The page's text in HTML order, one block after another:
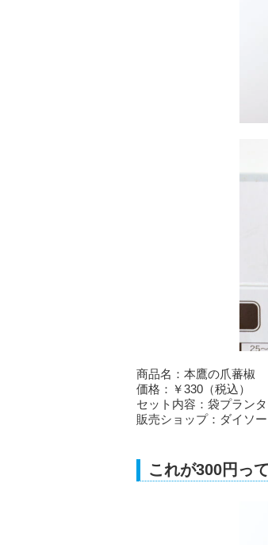
商品名：本鷹の爪蕃椒
価格：￥330（税込）
セット内容：袋プラン
販売ショップ：ダイソー
これが300円っ